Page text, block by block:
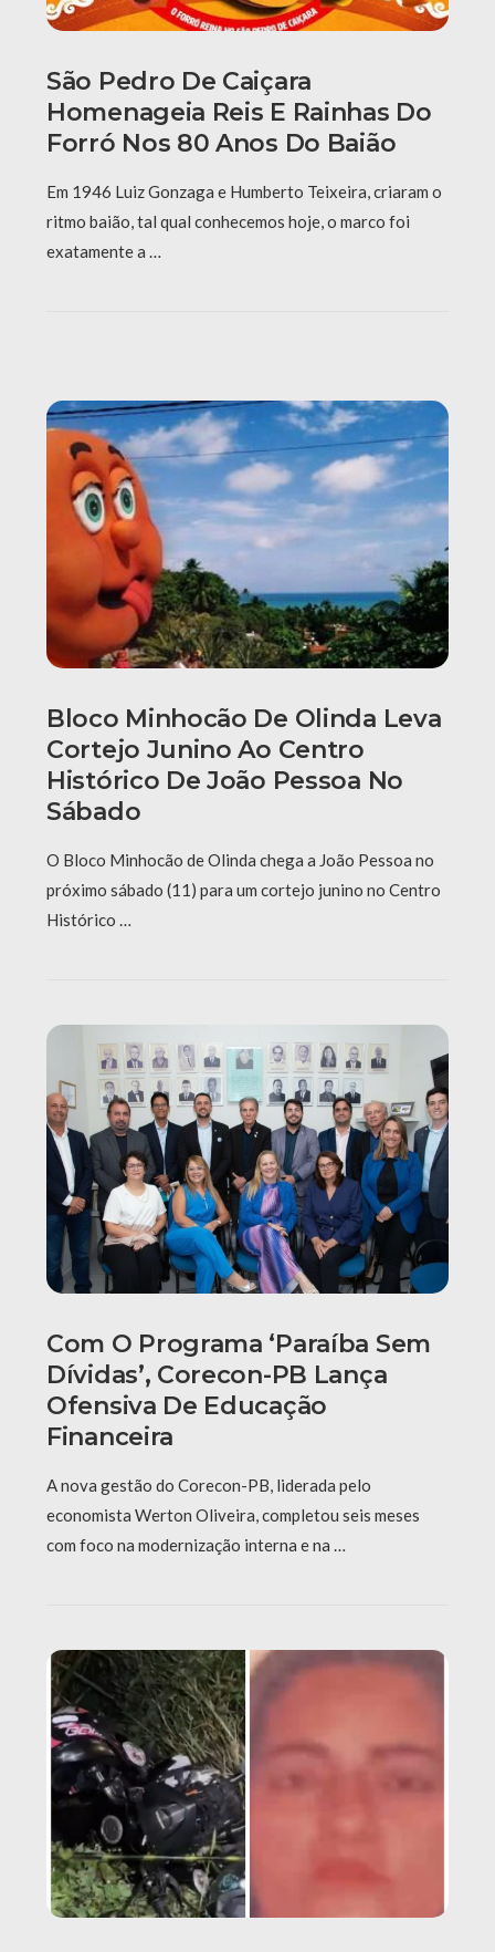
São Pedro De Caiçara
Homenageia Reis E Rainhas Do
Forró Nos 80 Anos Do Baião
Em 1946 Luiz Gonzaga e Humberto Teixeira, criaram o
ritmo baião, tal qual conhecemos hoje, o marco foi
exatamente a …
Bloco Minhocão De Olinda Leva
Cortejo Junino Ao Centro
Histórico De João Pessoa No
Sábado
O Bloco Minhocão de Olinda chega a João Pessoa no
próximo sábado (11) para um cortejo junino no Centro
Histórico …
Com O Programa ‘Paraíba Sem
Dívidas’, Corecon-PB Lança
Ofensiva De Educação
Financeira
A nova gestão do Corecon-PB, liderada pelo
economista Werton Oliveira, completou seis meses
com foco na modernização interna e na …